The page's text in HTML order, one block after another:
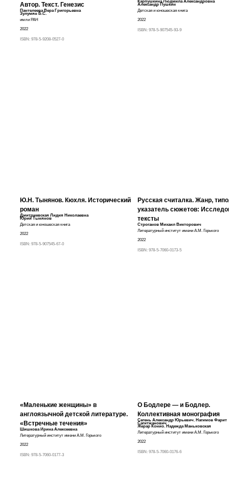
Автор. Текст. Генезис
Пантелеева Вера Григорьевна
Зулумян Б.С.
имли РАН
2022
ISBN: 978-5-9208-0527-0
Карпушкина Людмила Александровна
Александр Пушкин
Детская и юношеская книга
2022
ISBN: 978-5-907545-93-9
Ю.Н. Тынянов. Кюхля. Исторический
роман
Дмитриевская Лидия Николаевна
Юрий Тынянов
Детская и юношеская книга
2022
ISBN: 978-5-907545-67-0
Русская считалка. Жанр,
указатель сюжетов:
тексты
Строганов Михаил Викторович
Литературный институт имени А.М. Горького
2022
ISBN: 978-5-7060-0173-5
«Маленькие женщины» в
англоязычной детской литературе.
«Встречные течения»
Шишкова Ирина Алексеевна
Литературный институт имени А.М. Горького
2022
ISBN: 978-5-7060-0177-3
О Бодлере — и Бодлер.
Коллективная монография
Сегень Александр Юрьевич, Нагимов Фарит
Сагитжанович
Жерар Конио, Надежда Маньковская
Литературный институт имени А.М. Горького
2022
ISBN: 978-5-7060-0176-6